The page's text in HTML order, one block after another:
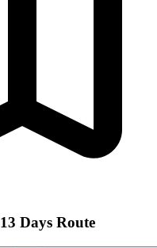
Days Route